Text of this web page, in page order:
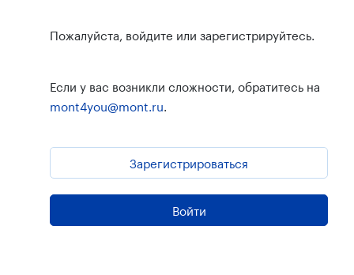
Пожалуйста, войдите или зарегистрируйтесь.
Если у вас возникли сложности, обратитесь на
mont4you@mont.ru.
Зарегистрироваться
Войти